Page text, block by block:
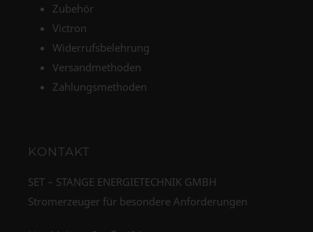
Zubehör
Victron
Widerrufsbelehrung
Versandmethoden
Zahlungsmethoden
KONTAKT
SET – STANGE ENERGIETECHNIK GMBH
Stromerzeuger für besondere Anforderungen